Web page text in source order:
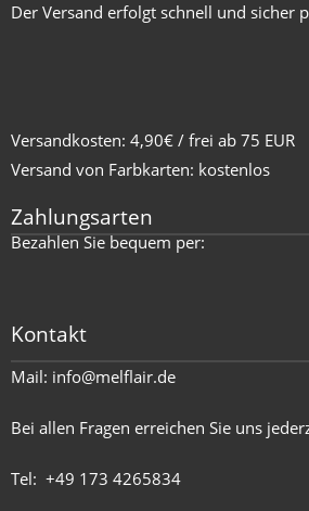
Der Versand erfolgt schnell und sicher
Versandkosten: 4,90€ / frei ab 75 EUR
Versand von Farbkarten: kostenlos
Zahlungsarten
Bezahlen Sie bequem per:
Kontakt
Mail: info@melflair.de
Bei allen Fragen erreichen Sie uns
Tel: +49 173 4265834